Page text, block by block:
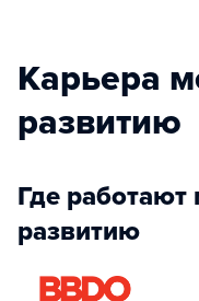
Карьера
развитию
Где
развитию